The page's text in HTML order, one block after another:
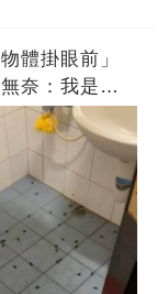
體掛眼前」
奈：我是親